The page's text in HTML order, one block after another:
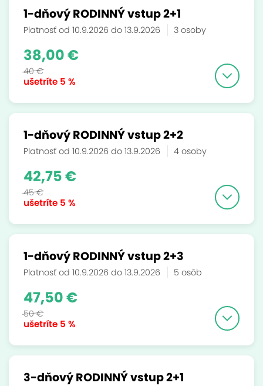
1-dňový RODINNÝ vstup 2+1
Platnosť od 10.9.2026 do 13.9.2026 3 osoby
ušetríte 5 %
38,00 €
40 €
1-dňový RODINNÝ vstup 2+2
Platnosť od 10.9.2026 do 13.9.2026 4 osoby
ušetríte 5 %
42,75 €
45 €
1-dňový RODINNÝ vstup 2+3
Platnosť od 10.9.2026 do 13.9.2026 5 osôb
ušetríte 5 %
47,50 €
50 €
3-dňový RODINNÝ vstup 2+1